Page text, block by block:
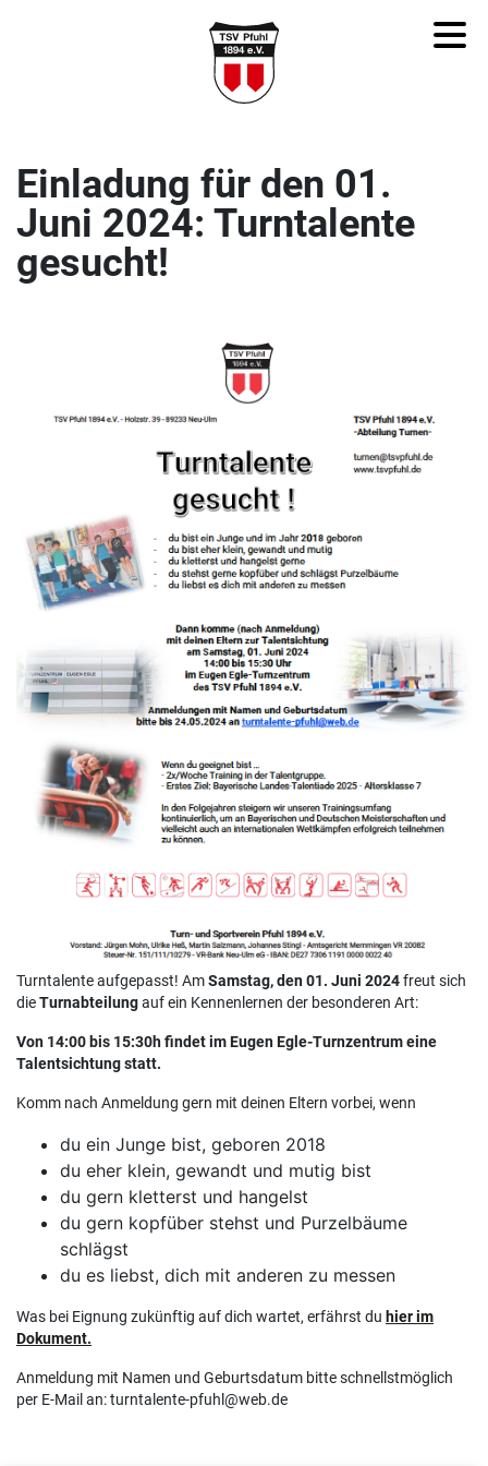
Einladung für den 01.
Juni 2024: Turntalente
gesucht!
Turntalente aufgepasst! AmSamstag, den 01. Juni 2024freut sich
dieTurnabteilungauf ein Kennenlernen der besonderen Art:
Von 14:00 bis 15:30h findet im Eugen Egle-Turnzentrum eine
Talentsichtung statt.
Komm nach Anmeldung gern mit deinen Eltern vorbei, wenn
du ein Junge bist, geboren 2018
du eher klein, gewandt und mutig bist
du gern kletterst und hangelst
du gern kopfüber stehst und Purzelbäume
schlägst
du es liebst, dich mit anderen zu messen
Was bei Eignung zukünftig auf dich wartet, erfährst du hier im
Dokument.
Anmeldung mit Namen und Geburtsdatum bitte schnellstmöglich
per E-Mail an: turntalente-pfuhl@web.de